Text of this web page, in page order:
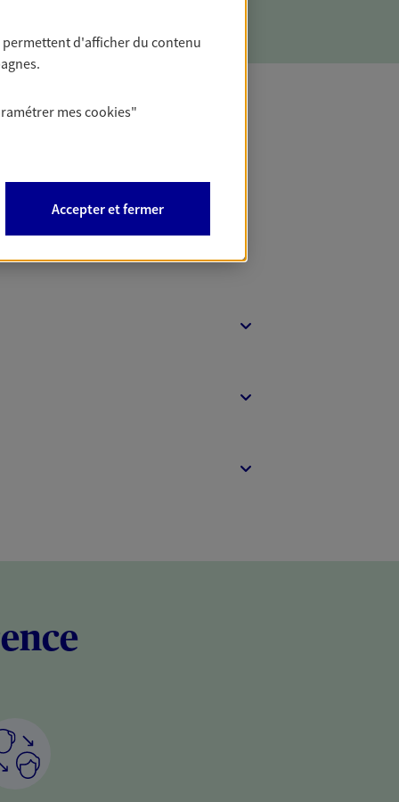
Protection
d'afficher du contenu
mescookies"
Accepter et fermer